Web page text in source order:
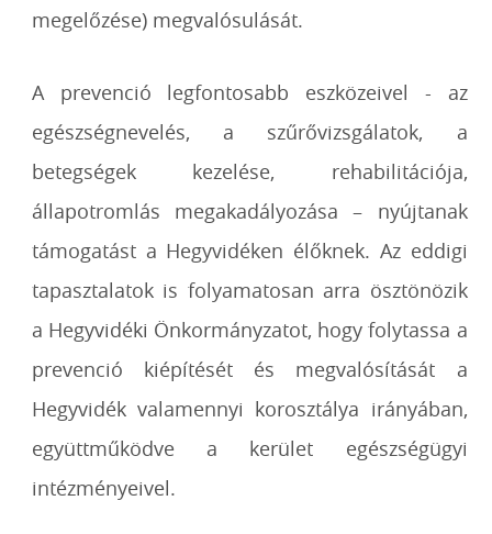
megelőzése) megvalósulását.
A prevenció legfontosabb eszközeivel - az
egészségnevelés, a szűrővizsgálatok, a
betegségek kezelése, rehabilitációja,
állapotromlás megakadályozása – nyújtanak
támogatást a Hegyvidéken élőknek. Az eddigi
tapasztalatok is folyamatosan arra ösztönözik
a Hegyvidéki Önkormányzatot, hogy folytassa a
prevenció kiépítését és megvalósítását a
Hegyvidék valamennyi korosztálya irányában,
együttműködve a kerület egészségügyi
intézményeivel.